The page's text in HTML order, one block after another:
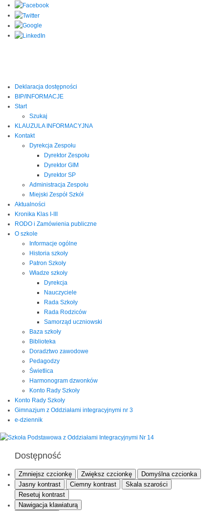
Deklaracja dostępności
BIP/INFORMACJE
Start
Szukaj
KLAUZULA INFORMACYJNA
Kontakt
Dyrekcja Zespołu
Dyrektor Zespołu
Dyrektor GIM
Dyrektor SP
Administracja Zespołu
Miejski Zespół Szkół
Aktualności
Kronika Klas I-III
RODO i Zamówienia publiczne
O szkole
Informacje ogólne
Historia szkoły
Patron Szkoły
Władze szkoły
Dyrekcja
Nauczyciele
Rada Szkoły
Rada Rodziców
Samorząd uczniowski
Baza szkoły
Biblioteka
Doradztwo zawodowe
Pedagodzy
Świetlica
Harmonogram dzwonków
Konto Rady Szkoły
Konto Rady Szkoły
Gimnazjum z Oddziałami integracyjnymi nr 3
e-dziennik
Dostępność
Zmniejsz czcionkę Zwiększ czcionkę
Domyślna czcionka
Jasny kontrast
Ciemny kontrast
Skala szarości
Resetuj kontrast
Nawigacja klawiaturą